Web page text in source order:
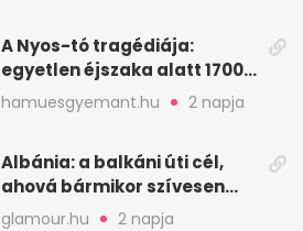
A Nyos-tó tragédiája:
egyetlen éjszaka alatt 1700
ember halt meg
hamuesgyemant.hu 2 napja
Albánia: a balkáni úti cél,
ahová bármikor szívesen
visszamennék
glamour.hu 2 napja